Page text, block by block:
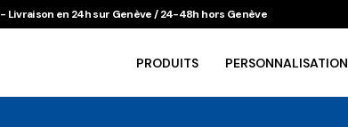
Livraison en 24h sur Genève / 24-48h hors Genève
PRODUITS PERSONNALISATION